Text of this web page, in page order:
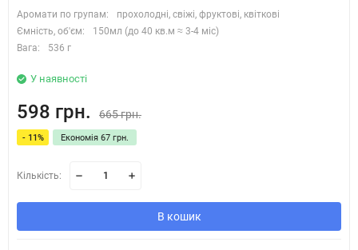
Аромати по групам:
прохолодні, свіжі, фруктові, квіткові
Ємність, об'єм:
150мл (до 40 кв.м ≈ 3-4 міс)
Вага:
536 г
У наявності
598 грн. 665 грн.
- 11% Економія 67 грн.
Кількість:
В кошик